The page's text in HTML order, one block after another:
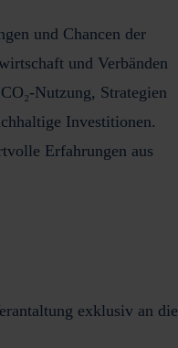
und Chancen der
und Verbänden
Nutzung, Strategien
Investitionen.
Erfahrungen aus
exklusiv an die